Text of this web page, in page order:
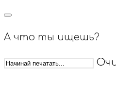
А что ты ищешь?